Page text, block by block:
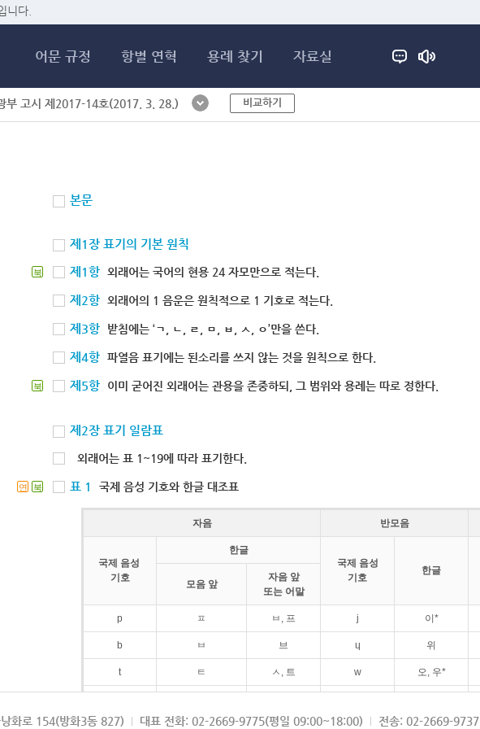
니다.
어문 규정 항별 연혁 용례 찾기 자료실
부 고시 제2017-14호(2017. 3. 28.) 비교하기
본문
제1장 표기의 기본 원칙
북 제1항 외래어는 국어의 현용 24 자모만으로 적는다.
제2항 외래어의 1 음운은 원칙적으로 1 기호로 적는다.
제3항 받침에는 ‘ㄱ, ㄴ, ㄹ, ㅁ, ㅂ, ㅅ, ㅇ’만을 쓴다.
제4항 파열음 표기에는 된소리를 쓰지 않는 것을 원칙으로 한다.
북 제5항 이미 굳어진 외래어는 관용을 존중하되, 그 범위와 용례는 따로 정한다.
제2장 표기 일람표
외래어는 표 1~19에 따라 표기한다.
연 북 표 1 국제 음성 기호와 한글 대조표
자음 반모음
국제 음성
기호
한글
국제 음성
기호
한글
모음 앞
자음 앞
또는 어말
p ㅍ ㅂ, 프 j 이*
b ㅂ 브 ɥ 위
t ㅌ ㅅ, 트 w 오, 우*
k ㅋ ㄱ, 크
화로 154(방화3동 827) 대표 전화: 02-2669-9775(평일 09:00~18:00) 전송: 02-2669-9737